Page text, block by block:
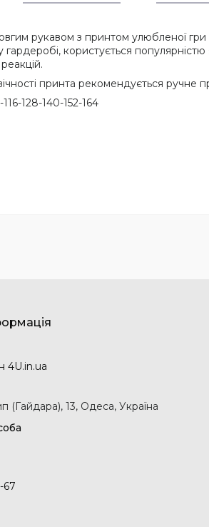
рукавом з принтом улюбленої
гардеробі, користується
принта рекомендується ручне
128-140-152-164
4U.in.ua
(Гайдара), 13, Одеса, Україна
67